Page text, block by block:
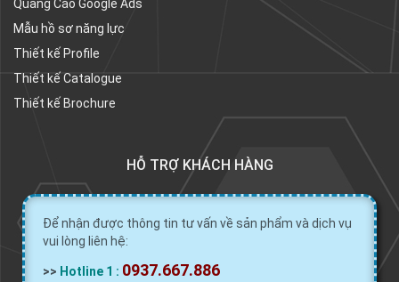
Quảng Cáo Google Ads
Mẫu hồ sơ năng lực
Thiết kế Profile
Thiết kế Catalogue
Thiết kế Brochure
HỖ TRỢ KHÁCH HÀNG
Để nhận được thông tin tư vấn về sản phẩm và dịch vụ
vui lòng liên hệ:
>> Hotline 1 : 0937.667.886